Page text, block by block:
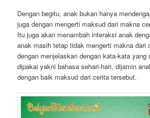
Dengan begitu, anak bukan hanya
juga dengan mengerti maksud dari makna
Itu juga akan menambah interaksi anak
anak masih tetap tidak mengerti makna dari
dengan menjelaskan dengan kata-kata yang
dipakai yakni bahasa sehari-hari, dijamin
dengan baik maksud dari cerita tersebut.